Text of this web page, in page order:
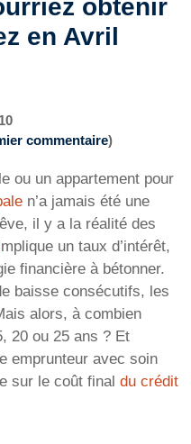
obtenir
en Avril
commentaire)
ou un appartement pour
n’a jamais été une
il y a la réalité des
un taux d’intérêt,
financière à bétonner.
baisse consécutifs, les
alors, à combien
20 ou 25 ans ? Et
emprunteur avec soin
sur le coût final du crédit